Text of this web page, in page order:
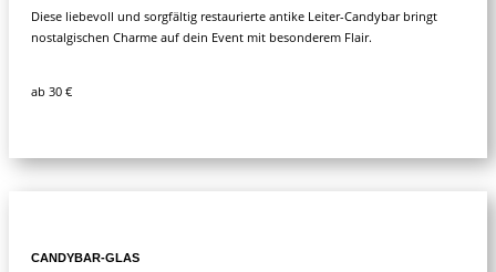
Diese liebevoll und sorgfältig restaurierte antike Leiter-Candybar bringt
nostalgischen Charme auf dein Event mit besonderem Flair.
ab 30 €
CANDYBAR-GLAS